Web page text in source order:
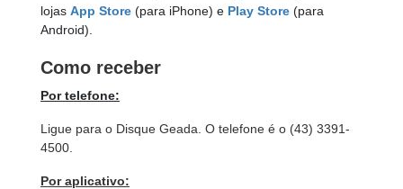
lojas App Store (para iPhone) e Play Store (para
Android).
Como receber
Por telefone:
Ligue para o Disque Geada. O telefone é o (43) 3391-
4500.
Por aplicativo: